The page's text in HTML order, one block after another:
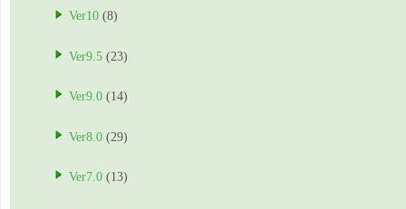
Ver10 (8)
Ver9.5 (23)
Ver9.0 (14)
Ver8.0 (29)
Ver7.0 (13)